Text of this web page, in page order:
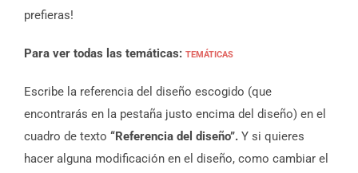
prefieras!
Para ver todas las temáticas: TEMÁTICAS
Escribe la referencia del diseño escogido (que
encontrarás en la pestaña justo encima del diseño) en el
cuadro de texto “Referencia del diseño”. Y si quieres
hacer alguna modificación en el diseño, como cambiar el